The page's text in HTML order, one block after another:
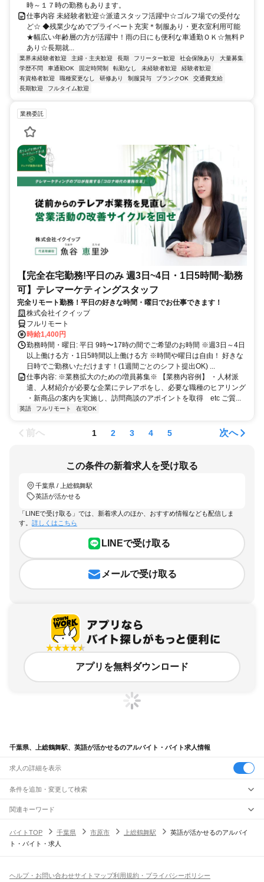
時～１７時の勤務もあります。
仕事内容 未経験者歓迎☆派遣スタッフ活躍中☆ゴルフ場での受付な
ど☆ ◆残業少なめでプライベート充実＊制服あり・更衣室利用可能
★幅広い年齢層の方が活躍中！雨の日にも便利な車通勤ＯＫ☆無料Ｐ
あり☆長期就...
業界未経験者歓迎 主婦・主夫歓迎 長期 フリーター歓迎 社会保険あり
大量募集
学歴不問
車通勤OK 固定時間制 転勤なし 未経験者歓迎
経験者歓迎
有資格者歓迎
職種変更なし 研修あり 制服貸与 ブランクOK
交通費支給
長期歓迎
フルタイム歓迎
業務委託
【完全在宅勤務!平日のみ 週3日~4日・1日5時間~勤務
可】テレマーケティングスタッフ
完全リモート勤務！平日の好きな時間・曜日でお仕事できます！
株式会社イクイップ
フルリモート
時給1,400円
勤務時間・曜日: 平日 9時〜17時の間でご希望のお時間 ※週3日～4日
以上働ける方・1日5時間以上働ける方 ※時間や曜日は自由！ 好きな
日時でご勤務いただけます！(1週間ごとのシフト提出OK) ...
仕事内容: ※業務拡大のための増員募集※ 【業務内容例】 ・人材派
遣、人材紹介が必要な企業にテレアポをし、必要な職種のヒアリング
・新商品の案内を実施し、訪問商談のアポイントを取得 etc ご質...
英語 フルリモート 在宅OK
前へ 1 2 3 4 5 次へ
この条件の新着求人を受け取る
千葉県 / 上総鶴舞駅
英語が活かせる
「LINEで受け取る」では、新着求人のほか、おすすめ情報なども配信しま
す。 詳しくはこちら
LINEで受け取る
メールで受け取る
アプリを無料ダウンロード
千葉県、上総鶴舞駅、英語が活かせるのアルバイト・バイト求人情報
求人の詳細を表示
条件を追加・変更して検索
市区町村を追加・変更
千葉県すべて
千葉市 すべて
旭市習志野市柏市勝浦市市原市流山市八千代市我孫子市鴨川市鎌ケ谷市
駅を追加・変更
JR中央・総武線
職種を追加・変更
飲食・フードサービスすべて
関連キーワード
バイトTOP
千葉県 市原市 上総鶴舞駅
英語が活かせるのアルバイ
ト・バイト・求人
ヘルプ・お問い合わせサイトマップ利用規約・プライバシーポリシー